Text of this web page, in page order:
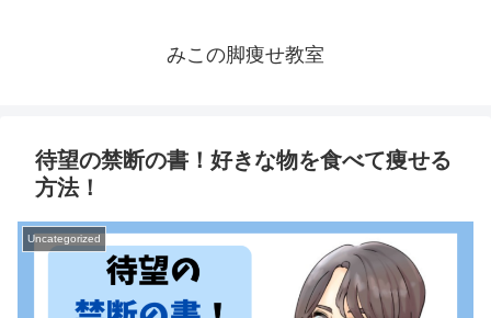
みこの脚痩せ教室
待望の禁断の書！好きな物を食べて痩せる
方法！
Uncategorized